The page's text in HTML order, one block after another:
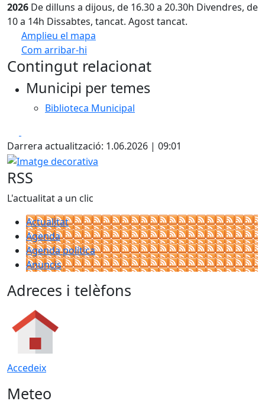
2026 De dilluns a dijous, de 16.30 a 20.30h Divendres, de
10 a 14h Dissabtes, tancat. Agost tancat.
Amplieu el mapa
Com arribar-hi
+
Contingut relacionat
Municipi per temes
Biblioteca Municipal
Darrera actualització: 1.06.2026 | 09:01
Imatge decorativa
RSS
L'actualitat a un clic
Actualitat
Agenda
Agenda política
Anuncis
Adreces i telèfons
Accedeix
Meteo